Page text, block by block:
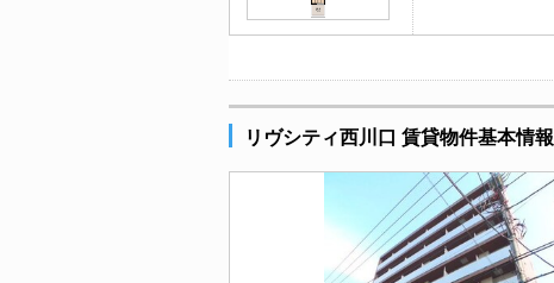
リヴシティ西川口 賃貸物件基本情報